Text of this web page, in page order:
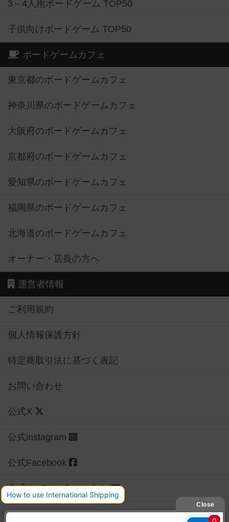
3～4人用ボードゲーム TOP50
子供向けボードゲーム TOP50
ボードゲームカフェ
東京都のボードゲームカフェ
神奈川県のボードゲームカフェ
大阪府のボードゲームカフェ
京都府のボードゲームカフェ
愛知県のボードゲームカフェ
福岡県のボードゲームカフェ
北海道のボードゲームカフェ
オーナー・店長の方へ
運営者情報
ご利用規約
個人情報保護方針
特定商取引法に基づく表記
お問い合わせ
公式X
公式instagram
公式Facebook
公式YouTubeチャンネル
Copyright (c)